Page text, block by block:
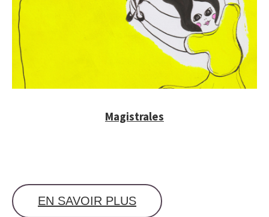
Magistrales
EN SAVOIR PLUS